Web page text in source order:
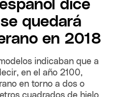
dice
quedará
en 2018
indicaban que a
en el año 2100,
en torno a dos o